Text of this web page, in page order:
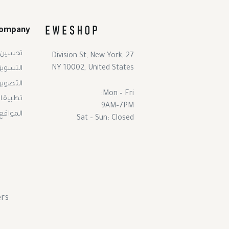
27 Division St, New York,
NY 10002, United States
Mon – Fri:
9AM–7PM
Sat – Sun: Closed